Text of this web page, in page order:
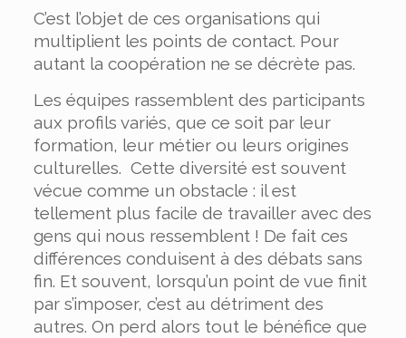
C’est l’objet de ces organisations qui
multiplient les points de contact. Pour
autant la coopération ne se décrète pas.
Les équipes rassemblent des participants
aux profils variés, que ce soit par leur
formation, leur métier ou leurs origines
culturelles. Cette diversité est souvent
vécue comme un obstacle : il est
tellement plus facile de travailler avec des
gens qui nous ressemblent ! De fait ces
différences conduisent à des débats sans
fin. Et souvent, lorsqu’un point de vue finit
par s’imposer, c’est au détriment des
autres. On perd alors tout le bénéfice que